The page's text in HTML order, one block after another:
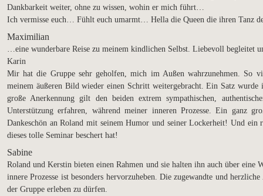
Dankbarkeit weiter, ohne zu wissen, wohin er mich führt…
Ich vermisse euch… Fühlt euch umarmt… Hella die Queen die ihren Tanz
Maximilian
…eine wunderbare Reise zu meinem kindlichen Selbst. Liebevoll begleitet
Karin
Mir hat die Gruppe sehr geholfen, mich im Außen wahrzunehmen. So
meinem äußeren Bild wieder einen Schritt weitergebracht. Ein Satz
große Anerkennung gilt den beiden extrem sympathischen,
Unterstützung erfahren, während meiner inneren Prozesse. Ein ganz
Dankeschön an Roland mit seinem Humor und seiner Lockerheit! Und ein
dieses tolle Seminar beschert hat!
Sabine
Roland und Kerstin bieten einen Rahmen und sie halten ihn auch über
innere Prozesse ist besonders hervorzuheben. Die zugewandte und
der Gruppe erleben zu dürfen.